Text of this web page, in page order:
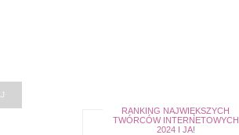
RANKING NAJWIĘKSZYCH
TWÓRCÓW INTERNETOWYCH
2024 I JA!